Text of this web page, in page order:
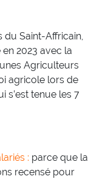
Saint-Affricain,
2023 avec la
Agriculteurs
agricole lors de
s’est tenue les 7
: parce que la
recensé pour